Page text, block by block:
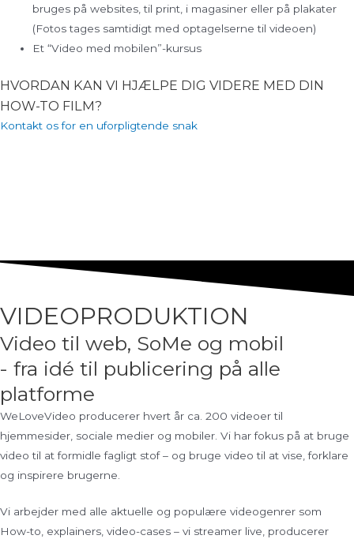
bruges på websites, til print, i magasiner eller på plakater
(Fotos tages samtidigt med optagelserne til videoen)
Et “Video med mobilen”-kursus
HVORDAN KAN VI HJÆLPE DIG VIDERE MED DIN
HOW-TO FILM?
Kontakt os for en uforpligtende snak
VIDEOPRODUKTION
Video til web, SoMe og mobil
- fra idé til publicering på alle
platforme
WeLoveVideo producerer hvert år ca. 200 videoer til
hjemmesider, sociale medier og mobiler. Vi har fokus på at bruge
video til at formidle fagligt stof – og bruge video til at vise, forklare
og inspirere brugerne.
Vi arbejder med alle aktuelle og populære videogenrer som
How-to, explainers, video-cases – vi streamer live, producerer